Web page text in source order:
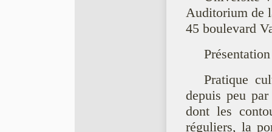
Auditorium de
45 boulevard
Pratique
depuis peu
dont les
réguliers, la